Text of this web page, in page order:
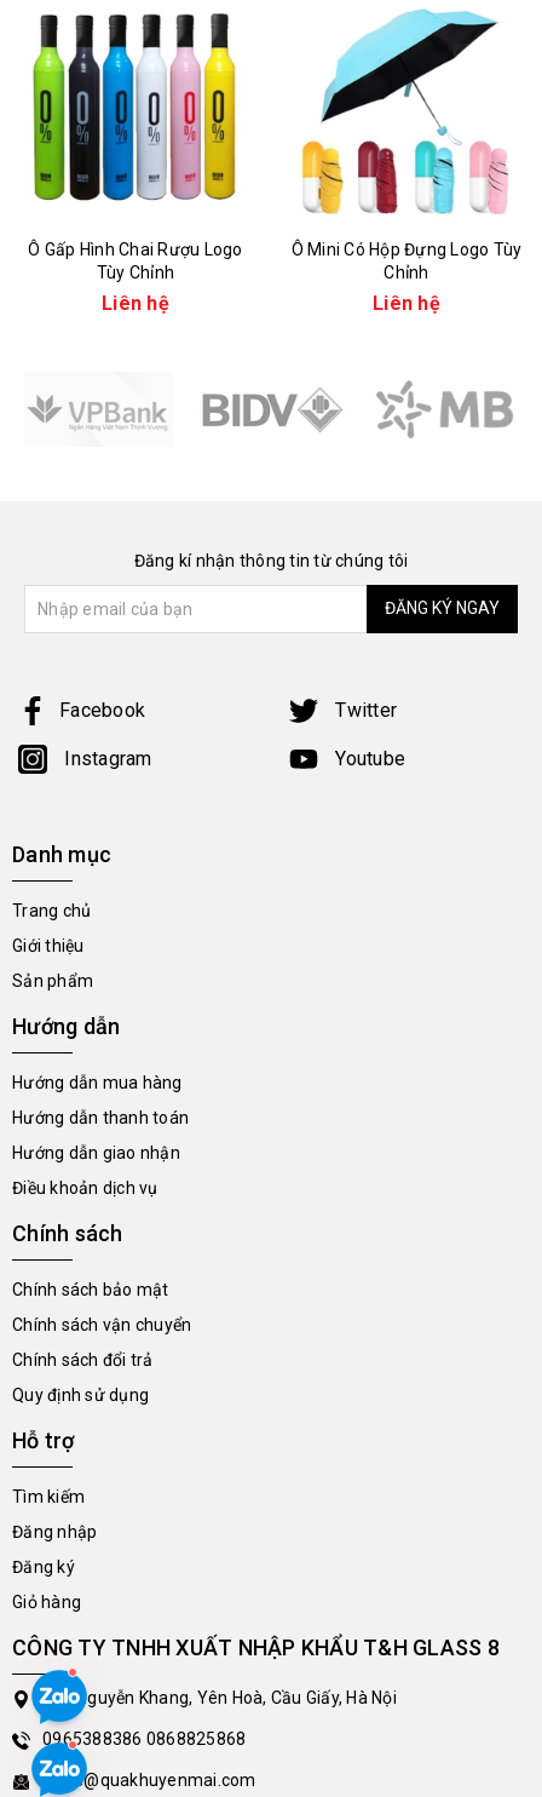
Ô Gấp Hình Chai Rượu Logo
Tùy Chỉnh
Liên hệ
Ô Mini Có Hộp Đựng Logo Tùy
Chỉnh
Liên hệ
Đăng kí nhận thông tin từ chúng tôi
ĐĂNG KÝ NGAY
Facebook Twitter
Instagram Youtube
Danh mục
Trang chủ
Giới thiệu
Sản phẩm
Hướng dẫn
Hướng dẫn mua hàng
Hướng dẫn thanh toán
Hướng dẫn giao nhận
Điều khoản dịch vụ
Chính sách
Chính sách bảo mật
Chính sách vận chuyển
Chính sách đổi trả
Quy định sử dụng
Hỗ trợ
Tìm kiếm
Đăng nhập
Đăng ký
Giỏ hàng
CÔNG TY TNHH XUẤT NHẬP KHẨU T&H GLASS 8
213 Nguyễn Khang, Yên Hoà, Cầu Giấy, Hà Nội
0965388386 0868825868
sales@quakhuyenmai.com